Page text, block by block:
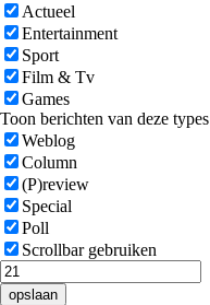
Actueel
Entertainment
Sport
Film & Tv
Games
Toon berichten van deze types
Weblog
Column
(P)review
Special
Poll
Scrollbar gebruiken
opslaan